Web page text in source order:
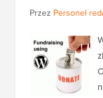
Przez Personel